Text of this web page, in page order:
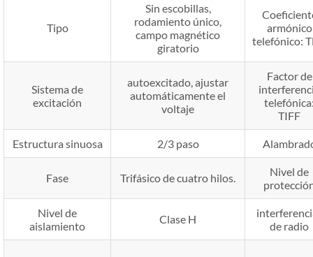
Tipo
Sin escobillas,
rodamiento único,
campo magnético
giratorio
armónico
telefónico:
Sistema de
excitación
autoexcitado, ajustar
automáticamente el
voltaje
Factor de
TIFF
Estructura sinuosa 2/3 paso
Fase Trifásico de cuatro hilos.
Nivel de
Nivel de
aislamiento
Clase H
de radio